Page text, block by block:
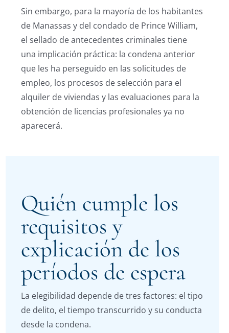
Sin embargo, para la mayoría de los habitantes
de Manassas y del condado de Prince William,
el sellado de antecedentes criminales tiene
una implicación práctica: la condena anterior
que les ha perseguido en las solicitudes de
empleo, los procesos de selección para el
alquiler de viviendas y las evaluaciones para la
obtención de licencias profesionales ya no
aparecerá.
Quién cumple los
requisitos y
explicación de los
períodos de espera
La elegibilidad depende de tres factores: el tipo
de delito, el tiempo transcurrido y su conducta
desde la condena.